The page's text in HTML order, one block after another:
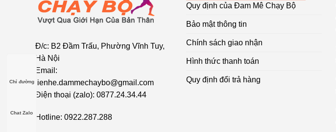
Đ/c: B2 Đầm Trấu, Phường Vĩnh Tuy,
Hà Nội
Email:
lienhe.dammechaybo@gmail.com
Điện thoại (zalo): 0877.24.34.44
Hotline: 0922.287.288
Quy định của Đam Mê Chạy Bộ
Bảo mật thông tin
Chính sách giao nhận
Hình thức thanh toán
Quy định đổi trả hàng
Chỉ đường
Chat Zalo